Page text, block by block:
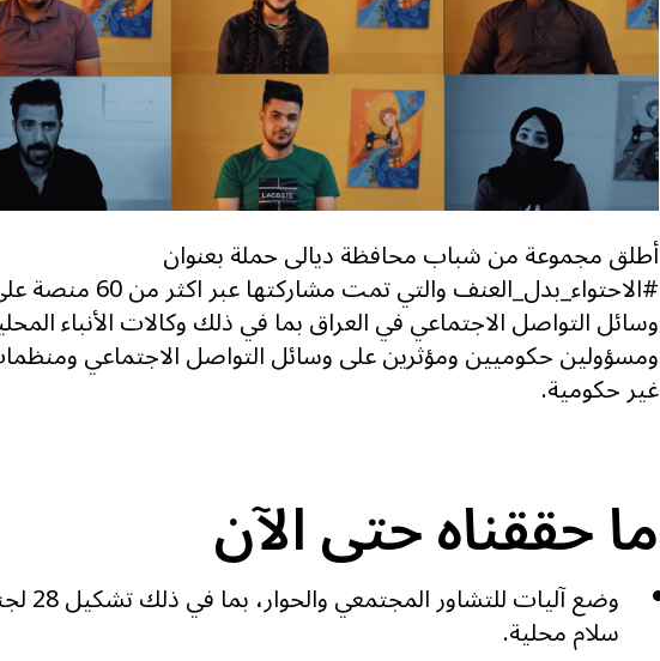
أطلق مجموعة من شباب محافظة ديالى حملة بعنوان
#الاحتواء_بدل_العنف والتي تمت مشاركتها عبر اكثر
وسائل التواصل الاجتماعي في العراق بما في ذلك وكالات الأنباء
ومسؤولين حكوميين ومؤثرين على وسائل التواصل الاجتماعي
غير حكومية.
ما حققناه حتى الآن
وضع آليات للتشاور
سلام محلية.